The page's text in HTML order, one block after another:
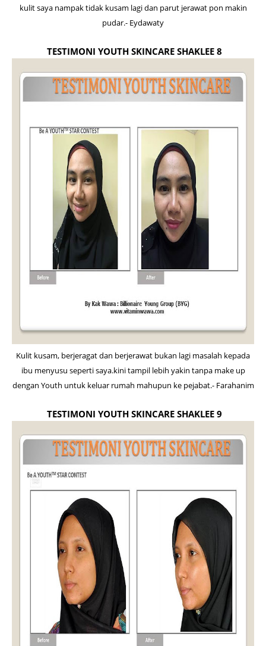
kulit saya nampak tidak kusam lagi dan parut jerawat pon makin
pudar.- Eydawaty
TESTIMONI YOUTH SKINCARE SHAKLEE 8
Kulit kusam, berjeragat dan berjerawat bukan lagi masalah kepada
ibu menyusu seperti saya.kini tampil lebih yakin tanpa make up
dengan Youth untuk keluar rumah mahupun ke pejabat.- Farahanim
TESTIMONI YOUTH SKINCARE SHAKLEE 9